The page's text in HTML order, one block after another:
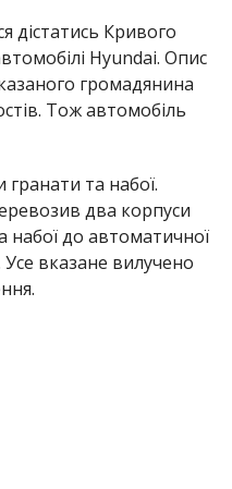
дістатись Кривого
Hyundai. Опис
громадянина
Тож автомобіль
та набої.
два корпуси
набої до автоматичної
Усе вказане вилучено